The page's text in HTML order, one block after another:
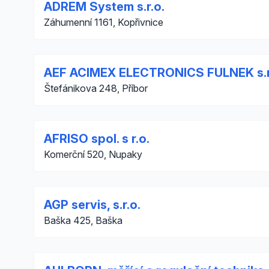
ADREM System s.r.o.
Záhumenní 1161, Kopřivnice
AEF ACIMEX ELECTRONICS FULNEK
Štefánikova 248, Příbor
AFRISO spol. s r.o.
Komerční 520, Nupaky
AGP servis, s.r.o.
Baška 425, Baška